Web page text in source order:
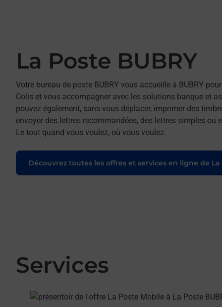
La Poste BUBRY
Votre bureau de poste BUBRY vous accueille à BUBRY
Colis et vous accompagner avec les solutions banque et
pouvez également, sans vous déplacer, imprimer des
envoyer des lettres recommandées, des lettres simples
Le tout quand vous voulez, où vous voulez.
Découvrez toutes les offres et services en ligne de La
Services
En savoir plus